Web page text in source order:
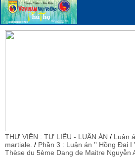
THƯ VIỆN : TƯ LIỆU - LUẬN ÁN / Luận
martiale. / Phần 3 : Luận án '' Hồng Đai I
Thèse du 5ème Dang de Maitre Nguyễn